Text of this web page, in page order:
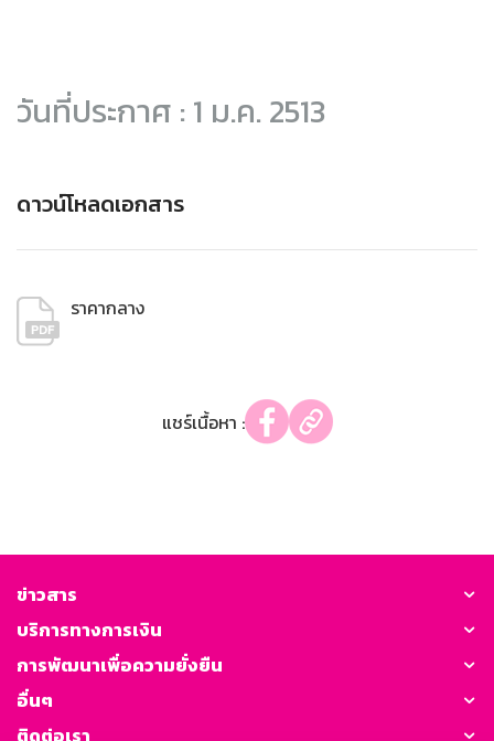
วันที่ประกาศ : 1 ม.ค. 2513
ดาวน์โหลดเอกสาร
ราคากลาง
แชร์เนื้อหา :
ข่าวสาร
บริการทางการเงิน
การพัฒนาเพื่อความยั่งยืน
อื่นๆ